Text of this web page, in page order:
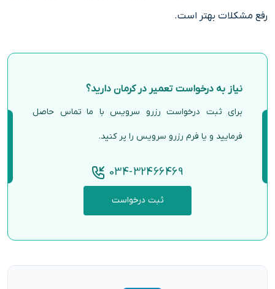
رفع مشکلات بهتر است.
نیاز به درخواست تعمیر در کرمان دارید؟
برای ثبت درخواست رزرو سرویس با ما تماس حاصل
فرمایید و یا فرم رزرو سرویس را پر کنید.
034-32466469
ثبت درخواست